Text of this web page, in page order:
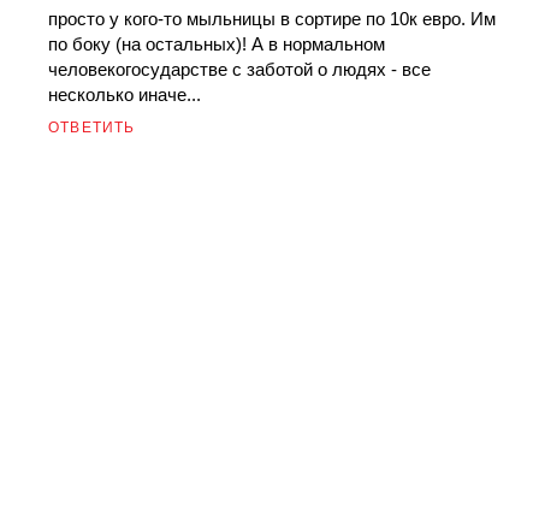
просто у кого-то мыльницы в сортире по 10к евро. Им
по боку (на остальных)! А в нормальном
человекогосударстве с заботой о людях - все
несколько иначе...
ОТВЕТИТЬ